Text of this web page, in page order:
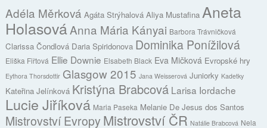
Adéla Měrková Agáta Strýhalová Aliya Mustafina Aneta
HolasováAnna Mária Kányai Barbora Trávničková
Clarissa Čondlová Daria Spiridonova Dominika Ponížilová
Eliška Fiřtová Ellie Downie Elsabeth Black Eva Mičková Evropské hry
Eythora Thorsdottir Glasgow 2015 Jana Weisserová Juniorky Kadetky
Kateřina Jelínková Kristýna Brabcová Larisa Iordache
Lucie Jiříková Maria Paseka Melanie De Jesus dos Santos
Mistrovství Evropy Mistrovství ČR Natálie Brabcová Nela